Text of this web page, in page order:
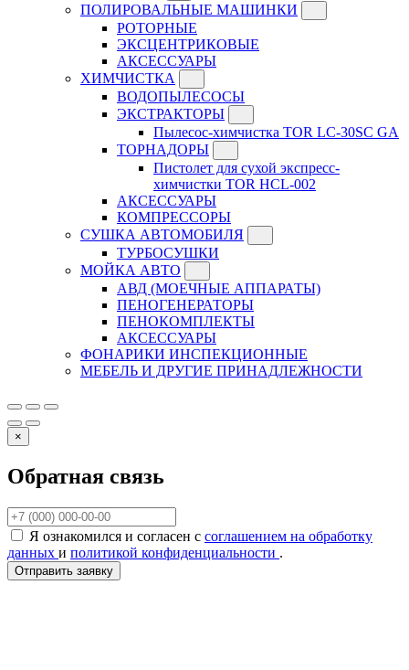
ПОЛИРОВАЛЬНЫЕ МАШИНКИ
РОТОРНЫЕ
ЭКСЦЕНТРИКОВЫЕ
АКСЕССУАРЫ
ХИМЧИСТКА
ВОДОПЫЛЕСОСЫ
ЭКСТРАКТОРЫ
Пылесос-химчистка TOR LC-30SC GA
ТОРНАДОРЫ
Пистолет для сухой экспресс-
химчистки TOR HCL-002
АКСЕССУАРЫ
КОМПРЕССОРЫ
СУШКА АВТОМОБИЛЯ
ТУРБОСУШКИ
МОЙКА АВТО
АВД (МОЕЧНЫЕ АППАРАТЫ)
ПЕНОГЕНЕРАТОРЫ
ПЕНОКОМПЛЕКТЫ
АКСЕССУАРЫ
ФОНАРИКИ ИНСПЕКЦИОННЫЕ
МЕБЕЛЬ И ДРУГИЕ ПРИНАДЛЕЖНОСТИ
×
Обратная связь
Я ознакомился и согласен с соглашением на обработку
данных и политикой конфиденциальности .
Отправить заявку